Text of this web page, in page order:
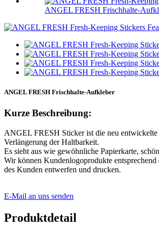
ANGEL FRESH Frischhalte-
ANGEL FRESH Frischhalte-Aufkleber
Kurze Beschreibung:
ANGEL FRESH Sticker ist die neu
Verlängerung der Haltbarkeit.
Es sieht aus wie gewöhnliche Papierkarte,
Wir können Kundenlogoprodukte entsprechend
des Kunden entwerfen und drucken.
E-Mail an uns senden
Produktdetail